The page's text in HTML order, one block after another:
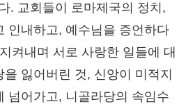
. 교회들이 로마제국의 정치,
인내하고, 예수님을 증언하다
켜내며 서로 사랑한 일들에 대
잃어버린 것, 신앙이 미적지
넘어가고, 니골라당의 속임수